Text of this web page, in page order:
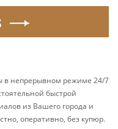
в непрерывном режиме 24/7
быстрой
из Вашего города и
оперативно, без купюр.